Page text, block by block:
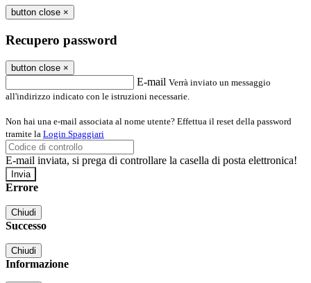
button close ×
Recupero password
button close ×
E-mail Verrà inviato un messaggio
all'indirizzo indicato con le istruzioni necessarie.
Non hai una e-mail associata al nome utente? Effettua il reset della password
tramite la Login Spaggiari
E-mail inviata, si prega di controllare la casella di posta elettronica!
Errore
Chiudi
Successo
Chiudi
Informazione